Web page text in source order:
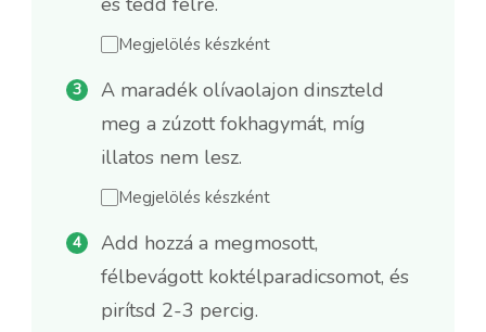
Megjelölés készként
A maradék olívaolajon dinszteld
meg a zúzott fokhagymát, míg
illatos nem lesz.
Megjelölés készként
Add hozzá a megmosott,
félbevágott koktélparadicsomot, és
pirítsd 2-3 percig.